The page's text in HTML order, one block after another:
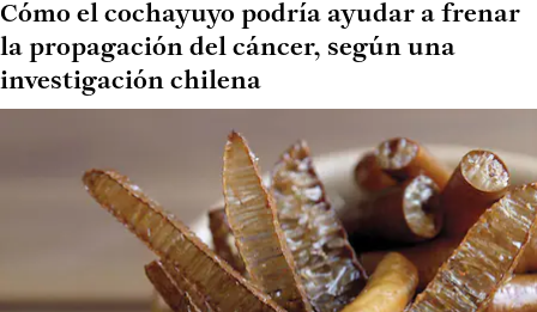
Cómo el cochayuyo podría ayudar a frenar
la propagación del cáncer, según una
investigación chilena